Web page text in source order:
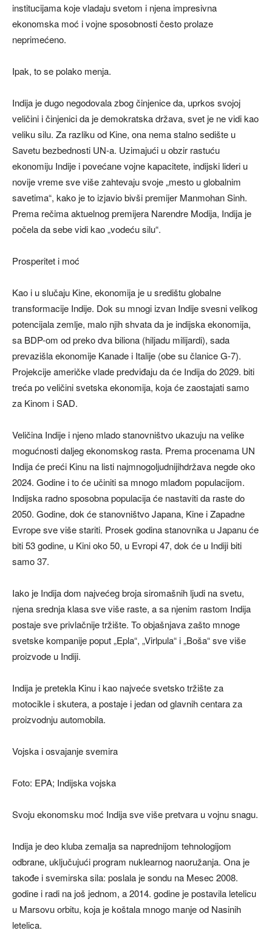
institucijama koje vladaju svetom i njena impresivna
ekonomska moć i vojne sposobnosti često prolaze
neprimećeno.
Ipak, to se polako menja.
Indija je dugo negodovala zbog činjenice da, uprkos svojoj
veličini i činjenici da je demokratska država, svet je ne vidi kao
veliku silu. Za razliku od Kine, ona nema stalno sedište u
Savetu bezbednosti UN-a. Uzimajući u obzir rastuću
ekonomiju Indije i povećane vojne kapacitete, indijski lideri u
novije vreme sve više zahtevaju svoje „mesto u globalnim
savetima“, kako je to izjavio bivši premijer Manmohan Sinh.
Prema rečima aktuelnog premijera Narendre Modija, Indija je
počela da sebe vidi kao „vodeću silu“.
Prosperitet i moć
Kao i u slučaju Kine, ekonomija je u središtu globalne
transformacije Indije. Dok su mnogi izvan Indije svesni velikog
potencijala zemlje, malo njih shvata da je indijska ekonomija,
sa BDP-om od preko dva biliona (hiljadu milijardi), sada
prevazišla ekonomije Kanade i Italije (obe su članice G-7).
Projekcije američke vlade predviđaju da će Indija do 2029. biti
treća po veličini svetska ekonomija, koja će zaostajati samo
za Kinom i SAD.
Veličina Indije i njeno mlado stanovništvo ukazuju na velike
mogućnosti daljeg ekonomskog rasta. Prema procenama UN
Indija će preći Kinu na listi najmnogoljudnijihdržava negde oko
2024. Godine i to će učiniti sa mnogo mlađom populacijom.
Indijska radno sposobna populacija će nastaviti da raste do
2050. Godine, dok će stanovništvo Japana, Kine i Zapadne
Evrope sve više stariti. Prosek godina stanovnika u Japanu će
biti 53 godine, u Kini oko 50, u Evropi 47, dok će u Indiji biti
samo 37.
Iako je Indija dom najvećeg broja siromašnih ljudi na svetu,
njena srednja klasa sve više raste, a sa njenim rastom Indija
postaje sve privlačnije tržište. To objašnjava zašto mnoge
svetske kompanije poput „Epla“, „Virlpula“ i „Boša“ sve više
proizvode u Indiji.
Indija je pretekla Kinu i kao najveće svetsko tržište za
motocikle i skutera, a postaje i jedan od glavnih centara za
proizvodnju automobila.
Vojska i osvajanje svemira
Foto: EPA; Indijska vojska
Svoju ekonomsku moć Indija sve više pretvara u vojnu snagu.
Indija je deo kluba zemalja sa naprednijom tehnologijom
odbrane, uključujući program nuklearnog naoružanja. Ona je
takođe i svemirska sila: poslala je sondu na Mesec 2008.
godine i radi na još jednom, a 2014. godine je postavila letelicu
u Marsovu orbitu, koja je koštala mnogo manje od Nasinih
letelica.